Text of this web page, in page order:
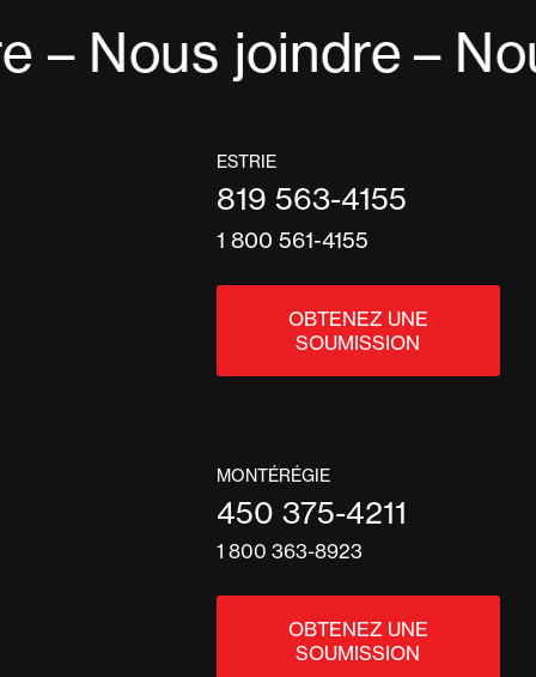
– Nous joindre–
ESTRIE
819 563-4155
1 800 561-4155
OBTENEZ UNE
SOUMISSION
MONTÉRÉGIE
450 375-4211
1 800 363-8923
OBTENEZ UNE
SOUMISSION